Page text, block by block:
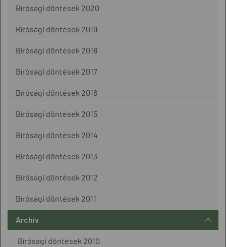
Bírósági döntések 2020
Bírósági döntések 2019
Bírósági döntések 2018
Bírósági döntések 2017
Bírósági döntések 2016
Bírósági döntések 2015
Bírósági döntések 2014
Bírósági döntések 2013
Bírósági döntések 2012
Bírósági döntések 2011
Archív
Bírósági döntések 2010